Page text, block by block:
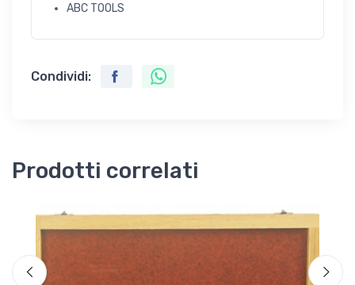
ABC TOOLS
Condividi:
Prodotti correlati